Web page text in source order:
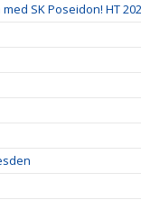
SK Poseidon! HT